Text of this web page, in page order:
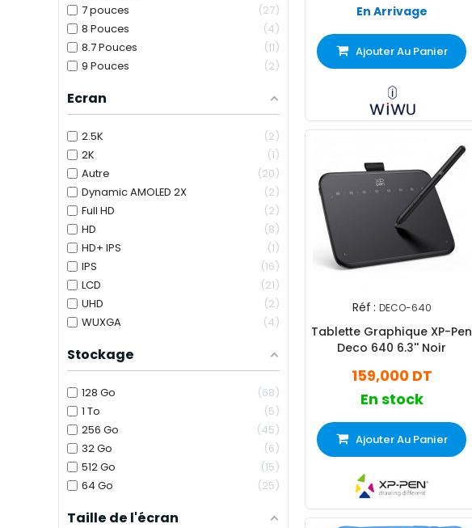
7 pouces
27
8 Pouces
4
8.7 Pouces
11
9 Pouces
2
Ecran
2.5K
2
2K
1
Autre
20
Dynamic AMOLED 2X
2
Full HD
2
HD
8
HD+ IPS
1
IPS
16
LCD
21
UHD
2
WUXGA
4
Stockage
128 Go
68
1 To
5
256 Go
45
32 Go
6
512 Go
15
64 Go
25
Taille de l'écran
En Arrivage
Ajouter Au Panier
Réf : DECO-640
Tablette Graphique XP-Pen
Deco 640 6.3'' Noir
159,000 DT
En stock
Ajouter Au Panier